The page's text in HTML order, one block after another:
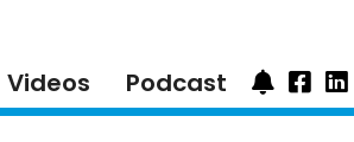
Videos Podcast